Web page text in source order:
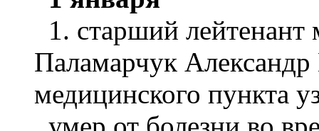
1. старший
Паламарчук
медицинского пункта